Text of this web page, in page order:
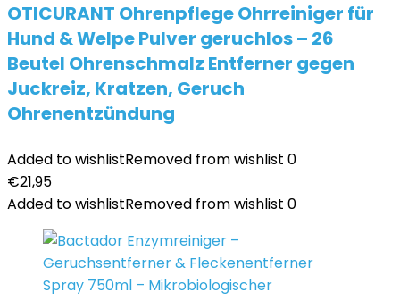
OTICURANT Ohrenpflege Ohrreiniger für
Hund & Welpe Pulver geruchlos – 26
Beutel Ohrenschmalz Entferner gegen
Juckreiz, Kratzen, Geruch
Ohrenentzündung
Added to wishlistRemoved from wishlist 0
€21,95
Added to wishlistRemoved from wishlist 0